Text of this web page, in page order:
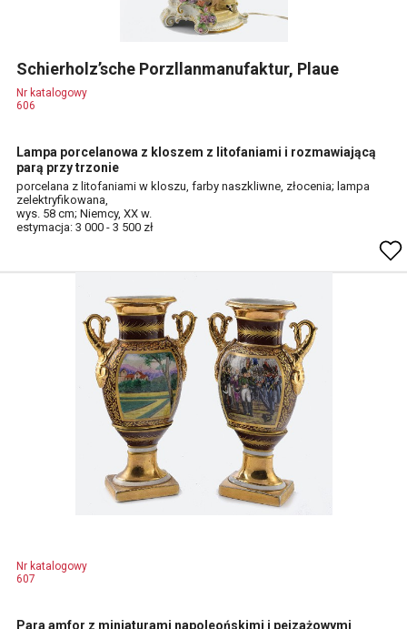
Schierholz’sche Porzllanmanufaktur, Plaue
Nr katalogowy
606
Lampa porcelanowa z kloszem z litofaniami i rozmawiającą
parą przy trzonie
porcelana z litofaniami w kloszu, farby naszkliwne, złocenia; lampa
zelektryfikowana,
wys. 58 cm; Niemcy, XX w.
estymacja: 3 000 - 3 500 zł
Nr katalogowy
607
Para amfor z miniaturami napoleońskimi i pejzażowymi